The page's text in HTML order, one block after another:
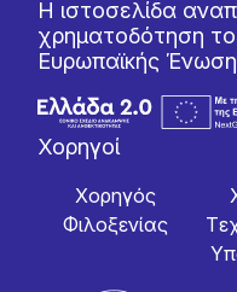
Η ιστοσελίδα
χρηματοδότηση
Ευρωπαϊκής
Χορηγοί
Χορηγός
Φιλοξενίας